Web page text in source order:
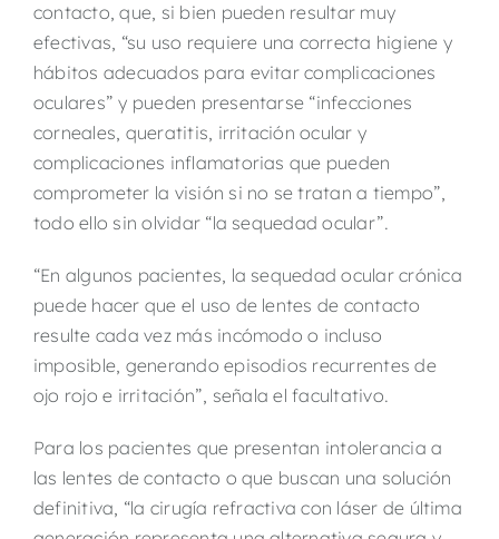
contacto, que, si bien pueden resultar muy
efectivas, “su uso requiere una correcta higiene y
hábitos adecuados para evitar complicaciones
oculares” y pueden presentarse “infecciones
corneales, queratitis, irritación ocular y
complicaciones inflamatorias que pueden
comprometer la visión si no se tratan a tiempo”,
todo ello sin olvidar “la sequedad ocular”.
“En algunos pacientes, la sequedad ocular crónica
puede hacer que el uso de lentes de contacto
resulte cada vez más incómodo o incluso
imposible, generando episodios recurrentes de
ojo rojo e irritación”, señala el facultativo.
Para los pacientes que presentan intolerancia a
las lentes de contacto o que buscan una solución
definitiva, “la cirugía refractiva con láser de última